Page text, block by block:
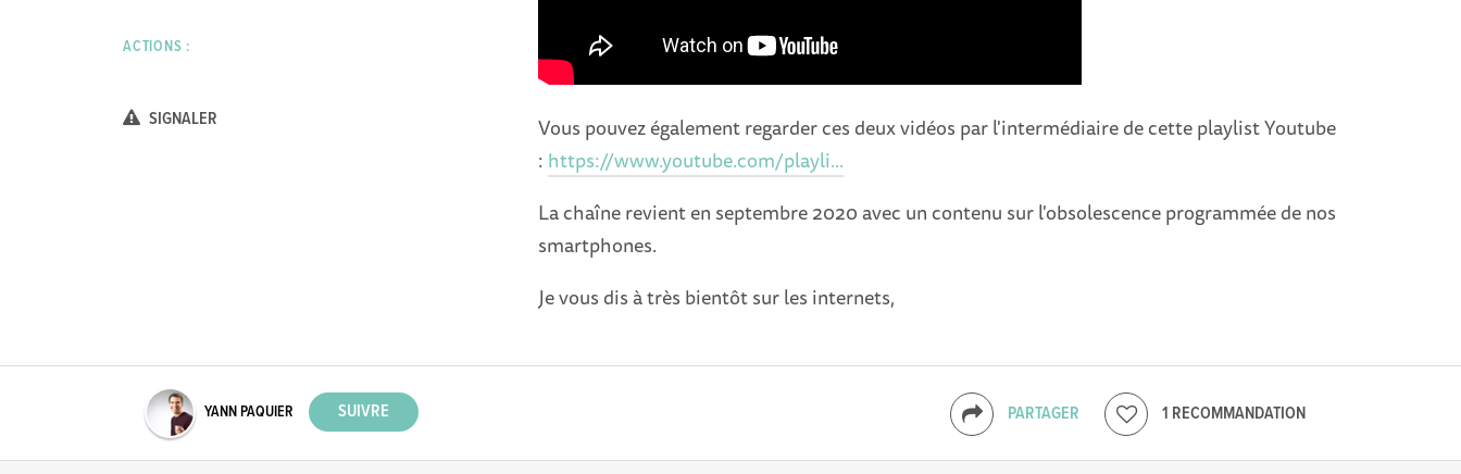
Vous pouvez également regarder ces deux vidéos par l'intermédiaire de cette playlist Youtube
: https://www.youtube.com/playli...
La chaîne revient en septembre 2020 avec un contenu sur l'obsolescence programmée de nos
smartphones.
Je vous dis à très bientôt sur les internets,
ACTIONS :
SIGNALER
PARTAGER 1 RECOMMANDATION
YANN PAQUIER